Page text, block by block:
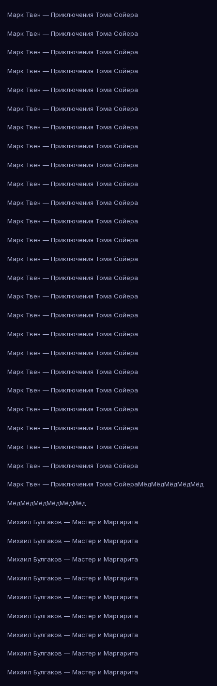
Марк Твен — Приключения Тома Сойера
Марк Твен — Приключения Тома Сойера
Марк Твен — Приключения Тома Сойера
Марк Твен — Приключения Тома Сойера
Марк Твен — Приключения Тома Сойера
Марк Твен — Приключения Тома Сойера
Марк Твен — Приключения Тома Сойера
Марк Твен — Приключения Тома Сойера
Марк Твен — Приключения Тома Сойера
Марк Твен — Приключения Тома Сойера
Марк Твен — Приключения Тома Сойера
Марк Твен — Приключения Тома Сойера
Марк Твен — Приключения Тома Сойера
Марк Твен — Приключения Тома Сойера
Марк Твен — Приключения Тома Сойера
Марк Твен — Приключения Тома Сойера
Марк Твен — Приключения Тома Сойера
Марк Твен — Приключения Тома Сойера
Марк Твен — Приключения Тома Сойера
Марк Твен — Приключения Тома Сойера
Марк Твен — Приключения Тома Сойера
Марк Твен — Приключения Тома Сойера
Марк Твен — Приключения Тома Сойера
Марк Твен — Приключения Тома Сойера
Марк Твен — Приключения Тома Сойера
Марк Твен — Приключения Тома СойераМёдМёдМёдМёдМёд
МёдМёдМёдМёдМёдМёд
Михаил Булгаков — Мастер и Маргарита
Михаил Булгаков — Мастер и Маргарита
Михаил Булгаков — Мастер и Маргарита
Михаил Булгаков — Мастер и Маргарита
Михаил Булгаков — Мастер и Маргарита
Михаил Булгаков — Мастер и Маргарита
Михаил Булгаков — Мастер и Маргарита
Михаил Булгаков — Мастер и Маргарита
Михаил Булгаков — Мастер и Маргарита